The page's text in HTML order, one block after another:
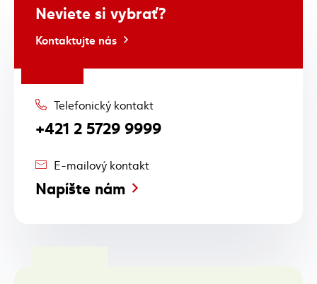
Neviete si vybrať?
Kontaktujte nás
Telefonický kontakt
+421 2 5729 9999
E-mailový kontakt
Napíšte nám